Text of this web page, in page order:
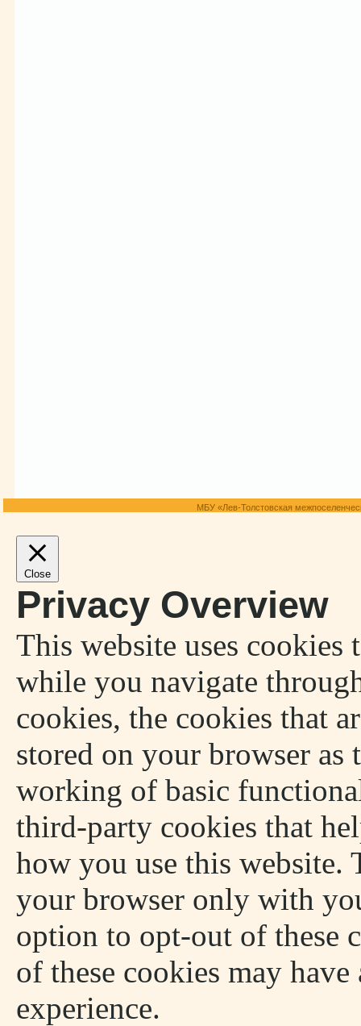
МБУ «Лев-Толстовская
Close
Privacy Overview
This website uses
while you navigate
cookies, the cookies that
stored on your browser as
working of basic
third-party cookies that
how you use this website.
your browser only with
option to opt-out of these
of these cookies may
experience.